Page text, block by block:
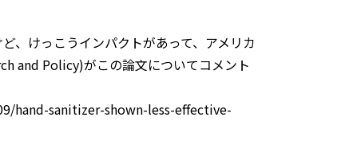
、けっこうインパクトがあって、アメリカ
and Policy)がこの論文についてコメント
hand-sanitizer-shown-less-effective-